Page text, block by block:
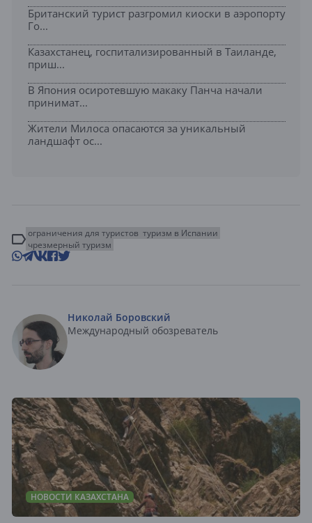
Британский турист разгромил киоски в аэропорту
Го...
Казахстанец, госпитализированный в Таиланде,
приш...
В Япония осиротевшую макаку Панча начали
принимат...
Жители Милоса опасаются за уникальный
ландшафт ос...
ограничения для туристов туризм в Испании
чрезмерный туризм
Николай Боровский
Международный обозреватель
НОВОСТИ КАЗАХСТАНА